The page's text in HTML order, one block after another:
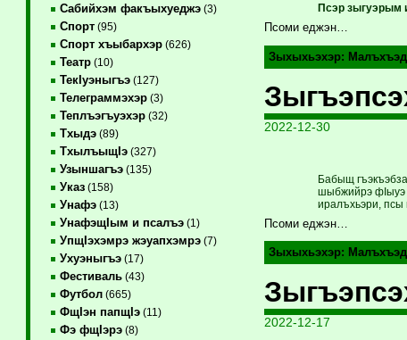
Сабийхэм факъыхуеджэ(3)
Спорт(95)
Спорт хъыбархэр(626)
Театр(10)
ТекIуэныгъэ(127)
Телеграммэхэр(3)
Теплъэгъуэхэр(32)
Тхыдэ(89)
ТхылъыщIэ(327)
Узыншагъэ(135)
Указ(158)
Унафэ(13)
УнафэщIым и псалъэ(1)
УпщIэхэмрэ жэуапхэмрэ(7)
Ухуэныгъэ(17)
Фестиваль(43)
Футбол(665)
ФщIэн папщIэ(11)
Фэ фщIэрэ(8)
Псэр зыгуэрым
Псоми еджэн…
Зыхыхьэхэр:
2022-12-30
Бабыщ
шыбжийрэ фIыуэ
иралъхьэри, псы
Псоми еджэн…
Зыхыхьэхэр:
2022-12-17